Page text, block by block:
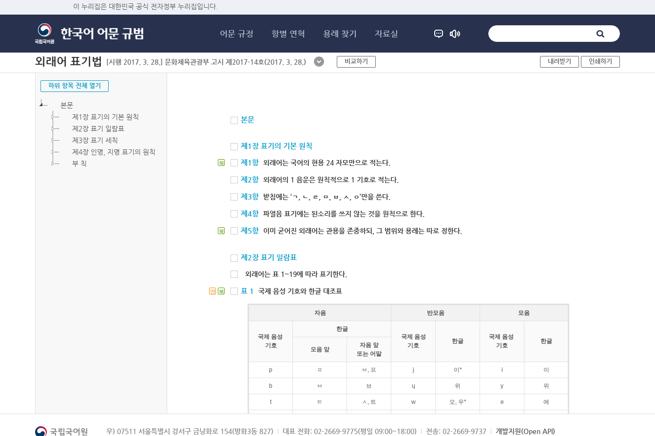
이 누리집은 대한민국 공식 전자정부 누리집입니다.
어문 규정 항별 연혁 용례 찾기 자료실
외래어 표기법 [시행 2017. 3. 28.] 문화체육관광부 고시 제2017-14호(2017. 3. 28.) 비교하기 내려받기 인쇄하기
하위 항목 전체 열기
본문
제1장 표기의 기본 원칙
제2장 표기 일람표
제3장 표기 세칙
제4장 인명, 지명 표기의 원칙
부 칙
본문
제1장 표기의 기본 원칙
북 제1항 외래어는 국어의 현용 24 자모만으로 적는다.
제2항 외래어의 1 음운은 원칙적으로 1 기호로 적는다.
제3항 받침에는 ‘ㄱ, ㄴ, ㄹ, ㅁ, ㅂ, ㅅ, ㅇ’만을 쓴다.
제4항 파열음 표기에는 된소리를 쓰지 않는 것을 원칙으로 한다.
북 제5항 이미 굳어진 외래어는 관용을 존중하되, 그 범위와 용례는 따로 정한다.
제2장 표기 일람표
외래어는 표 1~19에 따라 표기한다.
연 북 표 1 국제 음성 기호와 한글 대조표
자음 반모음 모음
국제 음성
기호
한글
국제 음성
기호
한글
국제 음성
기호
한글
모음 앞
자음 앞
또는 어말
p ㅍ ㅂ, 프 j 이* i 이
b ㅂ 브 ɥ 위 y 위
t ㅌ ㅅ, 트 w 오, 우* e 에
k ㅋ ㄱ, 크 ɛ 에
우) 07511 서울특별시 강서구 금낭화로 154(방화3동 827) 대표 전화: 02-2669-9775(평일 09:00~18:00) 전송: 02-2669-9737 개발지원(Open API)